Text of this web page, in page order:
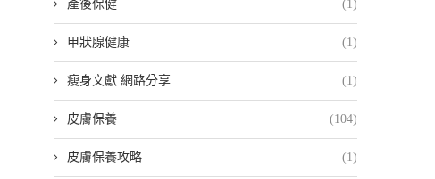
產後保健 (1)
甲狀腺健康 (1)
瘦身文獻 網路分享 (1)
皮膚保養 (104)
皮膚保養攻略 (1)